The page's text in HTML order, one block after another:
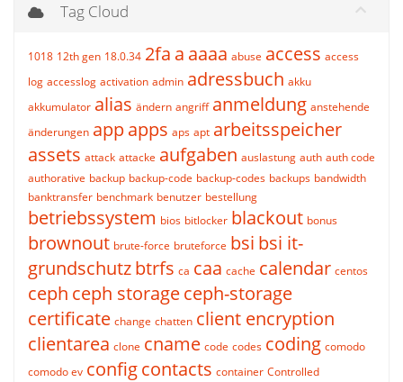
Tag Cloud
1018 12th gen 18.0.34 2fa a aaaa abuse access access
log accesslog activation admin adressbuch akku
akkumulator alias ändern angriff anmeldung anstehende
änderungen appapps aps apt arbeitsspeicher
assets attack attacke aufgaben auslastung auth auth code
authorative backup backup-code backup-codes backups bandwidth
banktransfer benchmark benutzer bestellung
betriebssystem bios bitlocker blackout bonus
brownout brute-force bruteforce bsi bsi it-
grundschutzbtrfs ca caa cache calendar centos
ceph ceph storageceph-storage
certificate change chatten client encryption
clientarea clone cname code codes coding comodo
comodo ev configcontacts container Controlled